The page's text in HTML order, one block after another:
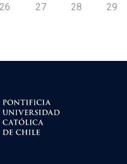
26 27 28 29